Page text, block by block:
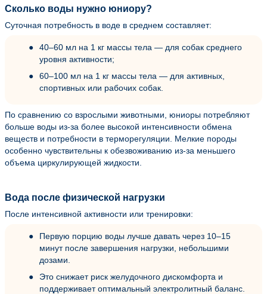
Сколько воды нужно юниору?
Суточная потребность в воде в среднем составляет:
40–60 мл на 1 кг массы тела — для собак среднего
уровня активности;
60–100 мл на 1 кг массы тела — для активных,
спортивных или рабочих собак.
По сравнению со взрослыми животными, юниоры потребляют
больше воды из-за более высокой интенсивности обмена
веществ и потребности в терморегуляции. Мелкие породы
особенно чувствительны к обезвоживанию из-за меньшего
объема циркулирующей жидкости.
Вода после физической нагрузки
После интенсивной активности или тренировки:
Первую порцию воды лучше давать через 10–15
минут после завершения нагрузки, небольшими
дозами.
Это снижает риск желудочного дискомфорта и
поддерживает оптимальный электролитный баланс.